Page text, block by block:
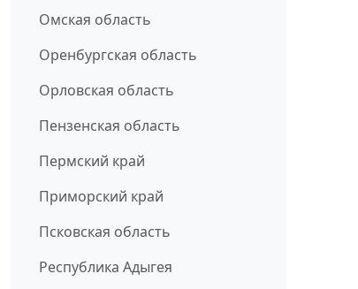
Омская область
Оренбургская область
Орловская область
Пензенская область
Пермский край
Приморский край
Псковская область
Республика Адыгея